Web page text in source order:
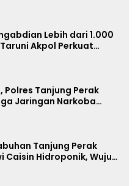
Lebih dari 1.000
Akpol Perkuat
Polres Tanjung Perak
Jaringan Narkoba
Tanjung Perak
Caisin Hidroponik, Wujud